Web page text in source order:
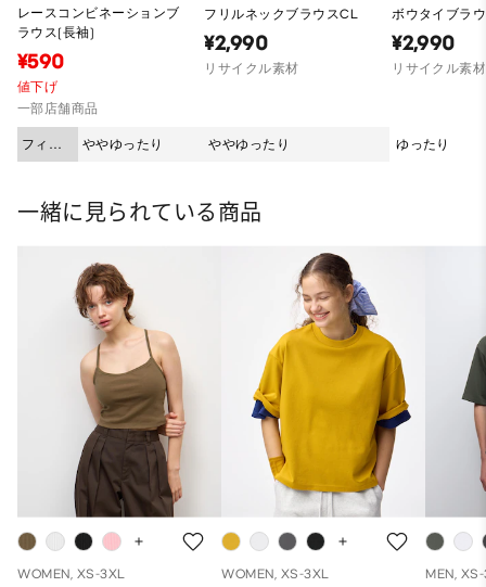
レースコンビネーションブ
ラウス(長袖)
¥590
値下げ
一部店舗商品
フィッ
ト
ややゆったり
フリルネックブラウスCL
¥2,990
リサイクル素材
ややゆったり
ボウタイブラ
¥2,990
リサイクル素材
ゆったり
一緒に見られている商品
WOMEN, XS-3XL WOMEN, XS-3XL MEN,